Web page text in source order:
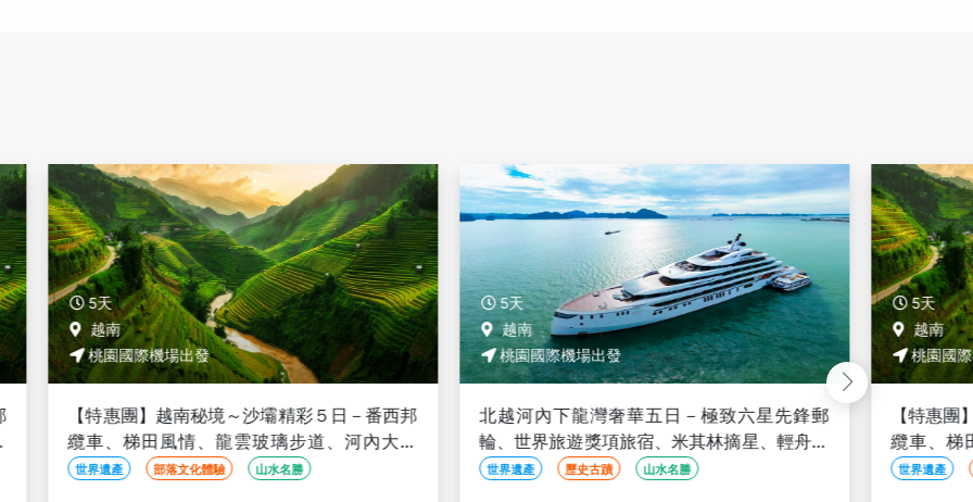
5天
越南
桃園國際機場出發
【特惠團】越南秘境～沙壩精彩５日－番西邦
纜車、梯田風情、龍雲玻璃步道、河內大世
界、升等２晚五星渡假村<全程豪華三排椅>
世界遺產 部落文化體驗 山水名勝
5天
越南
桃園國際機場出發
北越河內下龍灣奢華五日－極致六星先鋒郵
輪、世界旅遊獎項旅宿、米其林摘星、輕舟秘
境陸龍灣、豪華三排椅遊覽車＜限時優惠團＞
世界遺產 歷史古蹟 山水名勝
5天
越南
桃園國
【特惠
纜車、梯
界、升等
世界遺產